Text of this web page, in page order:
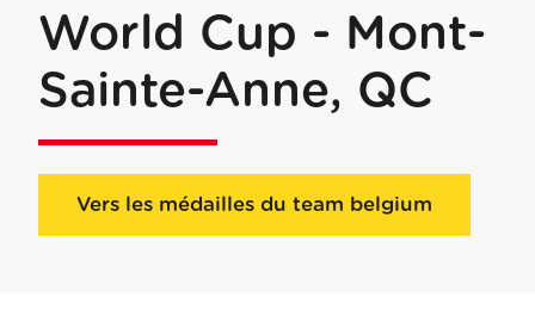
World Cup - Mont-
Sainte-Anne, QC
Vers les médailles du team belgium